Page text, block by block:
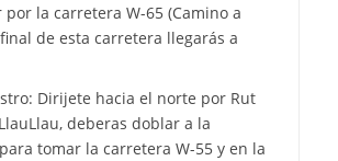
la carretera W-65 (Camino a
de esta carretera llegarás a
Dirijete hacia el norte por Rut
deberas doblar a la
tomar la carretera W-55 y en la